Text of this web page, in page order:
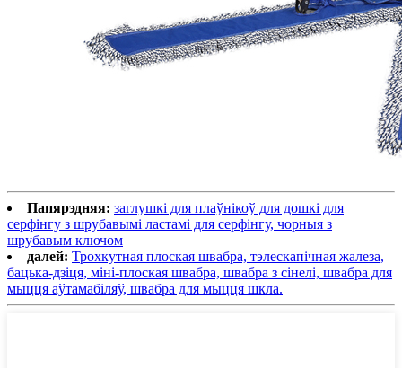
Папярэдняя: заглушкі для плаўнікоў для дошкі для
серфінгу з шрубавымі ластамі для серфінгу, чорныя з
шрубавым ключом
далей: Трохкутная плоская швабра, тэлескапічная жалеза,
бацька-дзіця, міні-плоская швабра, швабра з сінелі, швабра для
мыцця аўтамабіляў, швабра для мыцця шкла.